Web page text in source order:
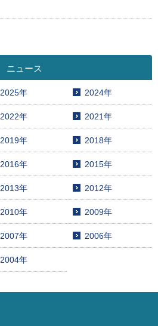
ニュース
2025年 2024年
2022年 2021年
2019年 2018年
2016年 2015年
2013年 2012年
2010年 2009年
2007年 2006年
2004年